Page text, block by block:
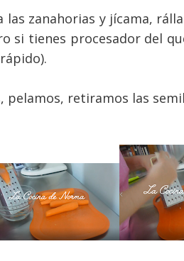
las zanahorias y jícama,
si tienes procesador del
pelamos, retiramos las